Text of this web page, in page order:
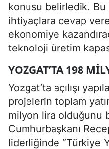
konusu belirledik. Bu
ihtiyaçlara cevap
ekonomiye
teknoloji üretim
YOZGAT’TA 198
Yozgat’ta açılışı
projelerin toplam
milyon lira olduğunu
Cumhurbaşkanı
liderliğinde “Türkiye